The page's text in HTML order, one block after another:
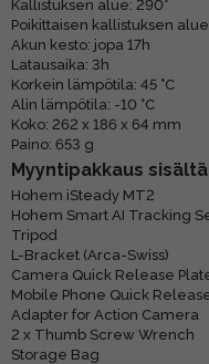
Kallistuksen alue: 290°
Poikittaisen kallistuksen
Akun kesto: jopa 17h
Latausaika: 3h
Korkein lämpötila: 45 °C
Alin lämpötila: -10 °C
Koko: 262 x 186 x 64 mm
Paino: 653 g
Myyntipakkaus
Hohem iSteady MT2
Hohem Smart AI Tracking
Tripod
L-Bracket (Arca-Swiss)
Camera Quick Release
Mobile Phone Quick
Adapter for Action Camera
2 x Thumb Screw Wrench
Storage Bag